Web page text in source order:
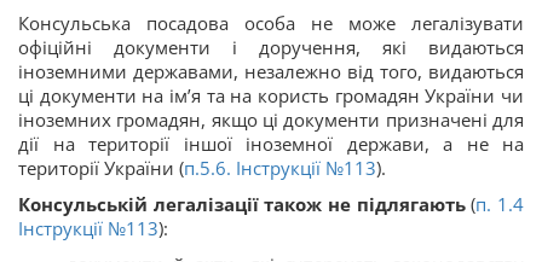
Консульська посадова особа не може легалізувати
офіційні документи і доручення, які видаються
іноземними державами, незалежно від того, видаються
ці документи на ім’я та на користь громадян України чи
іноземних громадян, якщо ці документи призначені для
дії на території іншої іноземної держави, а не на
території України (п.5.6. Інструкції №113).
Консульській легалізації також не підлягають(п. 1.4
Інструкції №113):